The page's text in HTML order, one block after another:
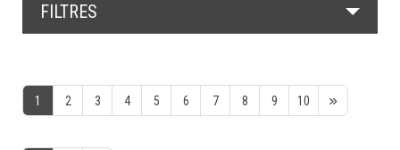
FILTRES
1 2 3 4 5 6 7 8 9 10